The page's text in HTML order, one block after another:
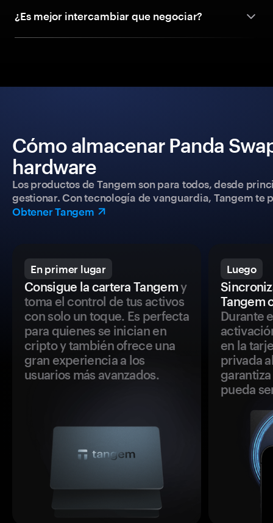
¿Es mejor intercambiar que negociar?
Cómo almacenar Panda
hardware
Los productos de Tangem son para todos, desde
gestionar. Con tecnología de vanguardia, Tangem
Obtener Tangem
En primer lugar
Consigue la cartera Tangemy
toma el control de tus activos
con solo un toque. Es perfecta
para quienes se inician en
cripto y también ofrece una
gran experiencia a los
usuarios más avanzados.
Luego
Tangem
Durante
en la
privada
pueda